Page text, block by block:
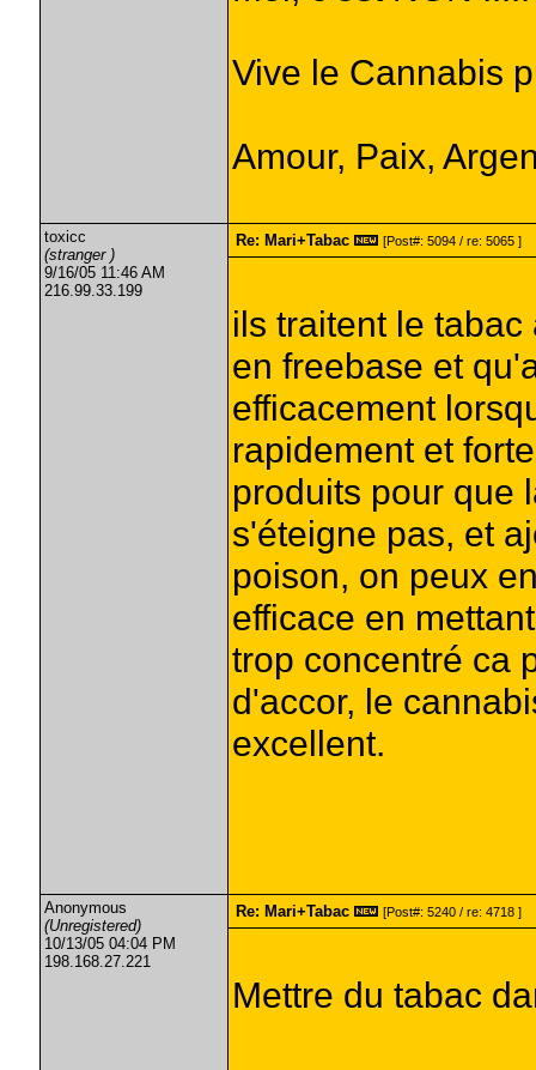
Vive le Cannabis
Amour, Paix,
toxicc
(stranger )
9/16/05 11:46 AM
216.99.33.199
Re: Mari+Tabac [Post#: 5094 / re: 5065 ]
ils traitent le
en freebase et
efficacement
rapidement et
produits pour que
s'éteigne pas, et
poison, on peux
efficace en
trop concentré ca
d'accor, le
excellent.
Anonymous
(Unregistered)
10/13/05 04:04 PM
198.168.27.221
Re: Mari+Tabac [Post#: 5240 / re: 4718 ]
Mettre du tabac